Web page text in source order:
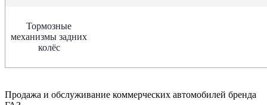
Тормозные
механизмы задних
колёс
Продажа и обслуживание коммерческих автомобилей бренда